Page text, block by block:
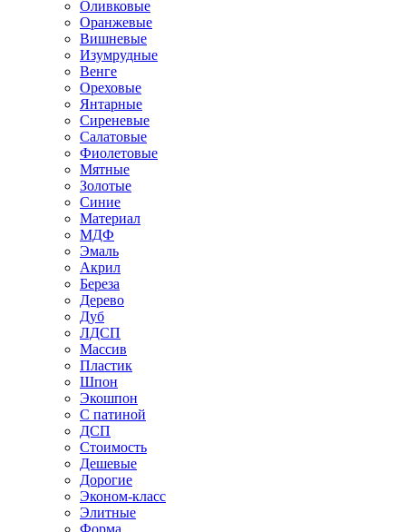
Оливковые
Оранжевые
Вишневые
Изумрудные
Венге
Ореховые
Янтарные
Сиреневые
Салатовые
Фиолетовые
Мятные
Золотые
Синие
Материал
МДФ
Эмаль
Акрил
Береза
Дерево
Дуб
ЛДСП
Массив
Пластик
Шпон
Экошпон
С патиной
ДСП
Стоимость
Дешевые
Дорогие
Эконом-класс
Элитные
Форма